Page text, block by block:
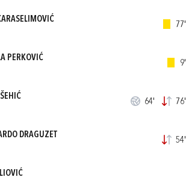
77'
PERKOVIĆ
9'
64' 76'
DRAGUZET
54'